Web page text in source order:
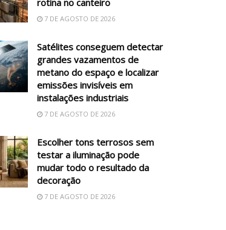
7 DE AGOSTO DE 2026
Satélites conseguem detectar
grandes vazamentos de
metano do espaço e localizar
emissões invisíveis em
instalações industriais
7 DE AGOSTO DE 2026
Escolher tons terrosos sem
testar a iluminação pode
mudar todo o resultado da
decoração
7 DE AGOSTO DE 2026